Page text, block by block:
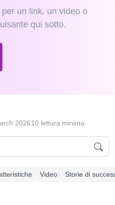
un link, un video o
qui sotto.
202610 lettura minima
Video Storie di